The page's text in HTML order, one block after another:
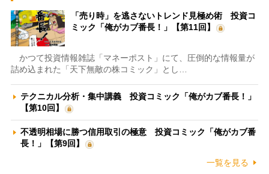
「売り時」を逃さないトレンド見極め術 投資コ
ミック「俺がカブ番長！」【第11回】
かつて投資情報雑誌「マネーポスト」にて、圧倒的な情報量が
詰め込まれた「天下無敵の株コミック」とし…
テクニカル分析・集中講義 投資コミック「俺がカブ番長！」
【第10回】
不透明相場に勝つ信用取引の極意 投資コミック「俺がカブ番
長！」【第9回】
一覧を見る